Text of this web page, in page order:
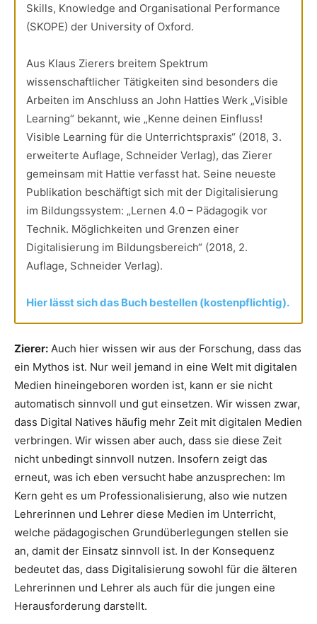
Skills, Knowledge and Organisational Performance
(SKOPE) der University of Oxford.
Aus Klaus Zierers breitem Spektrum
wissenschaftlicher Tätigkeiten sind besonders die
Arbeiten im Anschluss an John Hatties Werk „Visible
Learning“ bekannt, wie „Kenne deinen Einfluss!
Visible Learning für die Unterrichtspraxis“ (2018, 3.
erweiterte Auflage, Schneider Verlag), das Zierer
gemeinsam mit Hattie verfasst hat. Seine neueste
Publikation beschäftigt sich mit der Digitalisierung
im Bildungssystem: „Lernen 4.0 – Pädagogik vor
Technik. Möglichkeiten und Grenzen einer
Digitalisierung im Bildungsbereich“ (2018, 2.
Auflage, Schneider Verlag).
Hier lässt sich das Buch bestellen (kostenpflichtig).
Zierer: Auch hier wissen wir aus der Forschung, dass das
ein Mythos ist. Nur weil jemand in eine Welt mit digitalen
Medien hineingeboren worden ist, kann er sie nicht
automatisch sinnvoll und gut einsetzen. Wir wissen zwar,
dass Digital Natives häufig mehr Zeit mit digitalen Medien
verbringen. Wir wissen aber auch, dass sie diese Zeit
nicht unbedingt sinnvoll nutzen. Insofern zeigt das
erneut, was ich eben versucht habe anzusprechen: Im
Kern geht es um Professionalisierung, also wie nutzen
Lehrerinnen und Lehrer diese Medien im Unterricht,
welche pädagogischen Grundüberlegungen stellen sie
an, damit der Einsatz sinnvoll ist. In der Konsequenz
bedeutet das, dass Digitalisierung sowohl für die älteren
Lehrerinnen und Lehrer als auch für die jungen eine
Herausforderung darstellt.